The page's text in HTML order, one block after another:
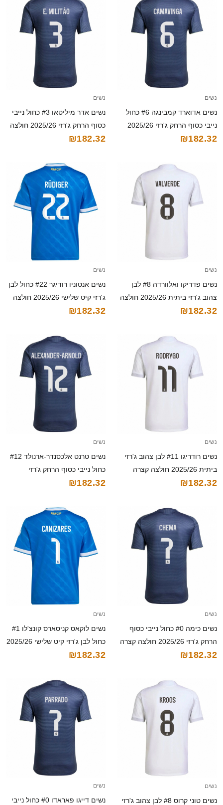
נשים
נשים אדוארד קמבינגה #6 כחול
נייבי כסוף הרחק ג'רזי 2025/26
חולצה קצרה
₪182.32
נשים
נשים אדר מיליטאו #3 כחול נייבי
כסוף הרחק ג'רזי 2025/26 חולצה
קצרה
₪182.32
נשים
נשים פדריקו ואלוורדה #8 לבן
צהוב ג'רזי ביתית 2025/26 חולצה
קצרה
₪182.32
נשים
נשים אנטוניו רודיגר #22 כחול לבן
ג'רזי קיט שלישי 2025/26 חולצה
קצרה
₪182.32
נשים
נשים רודריגו #11 לבן צהוב ג'רזי
ביתית 2025/26 חולצה קצרה
₪182.32
נשים
נשים טרנט אלכסנדר-ארנולד #12
כחול נייבי כסוף הרחק ג'רזי
2025/26 חולצה קצרה
₪182.32
נשים
נשים כימה #0 כחול נייבי כסוף
הרחק ג'רזי 2025/26 חולצה קצרה
₪182.32
נשים
נשים לוקאס קניסארס קונצ'לו #1
כחול לבן ג'רזי קיט שלישי 2025/26
חולצה קצרה
₪182.32
נשים
נשים טוני קרוס #8 לבן צהוב ג'רזי
נשים
נשים דייגו פאראדו #0 כחול נייבי